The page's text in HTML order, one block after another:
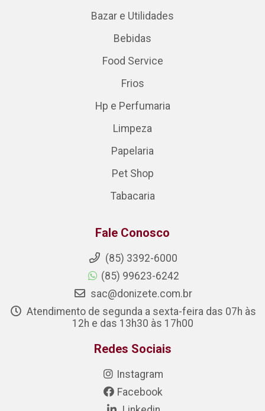
Bazar e Utilidades
Bebidas
Food Service
Frios
Hp e Perfumaria
Limpeza
Papelaria
Pet Shop
Tabacaria
Fale Conosco
(85) 3392-6000
(85) 99623-6242
sac@donizete.com.br
Atendimento de segunda a sexta-feira das 07h às
12h e das 13h30 às 17h00
Redes Sociais
Instagram
Facebook